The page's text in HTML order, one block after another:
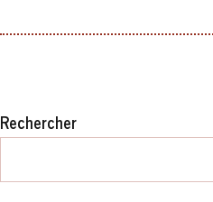
Rechercher